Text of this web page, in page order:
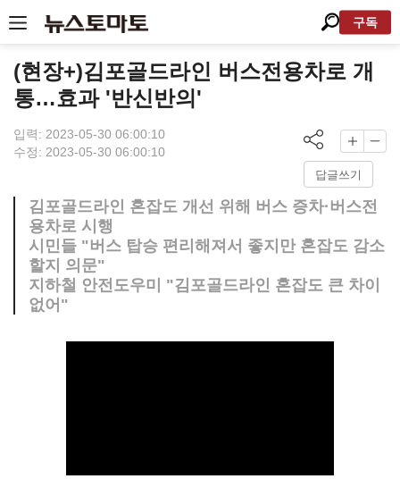
구독
(현장+)김포골드라인 버스전용차로 개
통…효과 '반신반의'
입력: 2023-05-30 06:00:10
수정: 2023-05-30 06:00:10
답글쓰기
김포골드라인 혼잡도 개선 위해 버스 증차·버스전
용차로 시행
시민들 "버스 탑승 편리해져서 좋지만 혼잡도 감소
할지 의문"
지하철 안전도우미 "김포골드라인 혼잡도 큰 차이
없어"